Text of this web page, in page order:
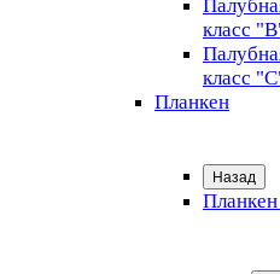
класс
класс
Планкен
Назад